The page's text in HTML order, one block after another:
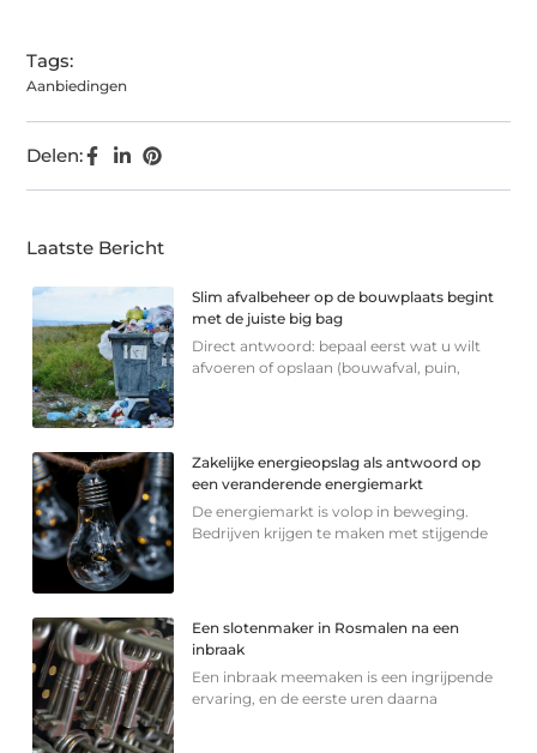
Tags:
Aanbiedingen
Delen:
Laatste Bericht
Slim afvalbeheer op de bouwplaats begint
met de juiste big bag
Direct antwoord: bepaal eerst wat u wilt
afvoeren of opslaan (bouwafval, puin,
Zakelijke energieopslag als antwoord op
een veranderende energiemarkt
De energiemarkt is volop in beweging.
Bedrijven krijgen te maken met stijgende
Een slotenmaker in Rosmalen na een
inbraak
Een inbraak meemaken is een ingrijpende
ervaring, en de eerste uren daarna